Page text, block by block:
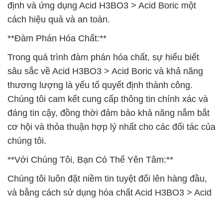
định và ứng dụng Acid H3BO3 > Acid Boric một
cách hiệu quả và an toàn.
**Đàm Phán Hóa Chất:**
Trong quá trình đàm phán hóa chất, sự hiểu biết
sâu sắc về Acid H3BO3 > Acid Boric và khả năng
thương lượng là yếu tố quyết định thành công.
Chúng tôi cam kết cung cấp thông tin chính xác và
đáng tin cậy, đồng thời đảm bảo khả năng nắm bắt
cơ hội và thỏa thuận hợp lý nhất cho các đối tác của
chúng tôi.
**Với Chúng Tôi, Bạn Có Thể Yên Tâm:**
Chúng tôi luôn đặt niềm tin tuyệt đối lên hàng đầu,
và bằng cách sử dụng hóa chất Acid H3BO3 > Acid